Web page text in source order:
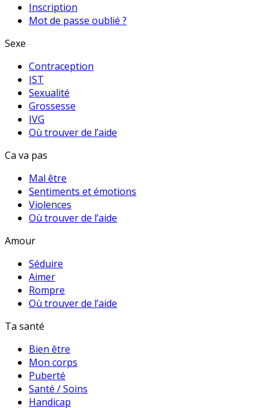
Inscription
Mot de passe oublié ?
Sexe
Contraception
IST
Sexualité
Grossesse
IVG
Où trouver de l’aide
Ca va pas
Mal être
Sentiments et émotions
Violences
Où trouver de l’aide
Amour
Séduire
Aimer
Rompre
Où trouver de l’aide
Ta santé
Bien être
Mon corps
Puberté
Santé / Soins
Handicap